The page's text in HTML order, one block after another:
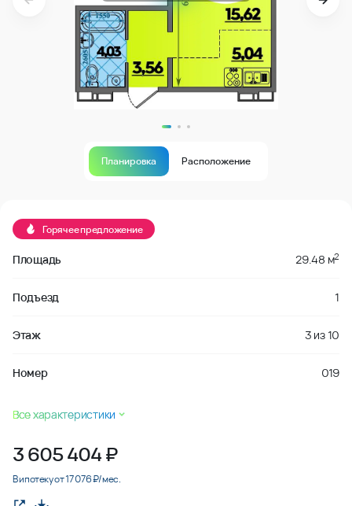
Планировка Расположение
Горячее предложение
Площадь 29.48 м2
Подъезд 1
Этаж 3 из10
Номер 019
Все характеристики
3 605 404₽
В ипотеку от 17 076 ₽/мес.